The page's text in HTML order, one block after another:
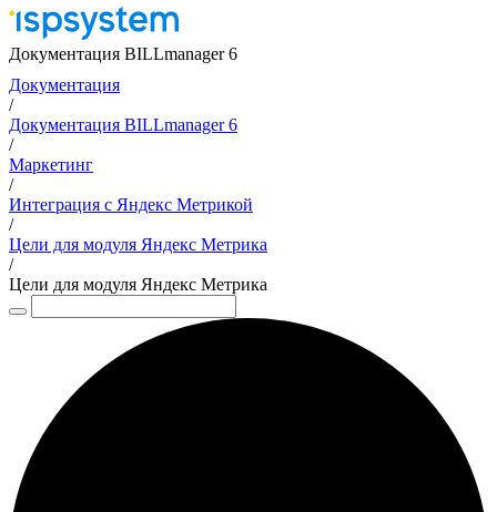
Документация BILLmanager 6
Документация
/
Документация BILLmanager 6
/
Маркетинг
/
Интеграция с Яндекс Метрикой
/
Цели для модуля Яндекс Метрика
/
Цели для модуля Яндекс Метрика